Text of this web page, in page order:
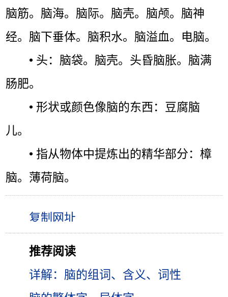
脑筋。脑海。脑际。脑壳。脑颅。脑神
经。脑下垂体。脑积水。脑溢血。电脑。
• 头：脑袋。脑壳。头昏脑胀。脑满
肠肥。
• 形状或颜色像脑的东西：豆腐脑
儿。
• 指从物体中提炼出的精华部分：樟
脑。薄荷脑。
推荐阅读
详解：脑的组词、含义、词性